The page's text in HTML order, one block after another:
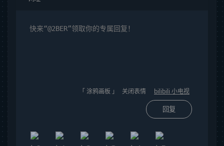
「 涂鸦画板 」 关闭表情 bilibili 小电视
回复